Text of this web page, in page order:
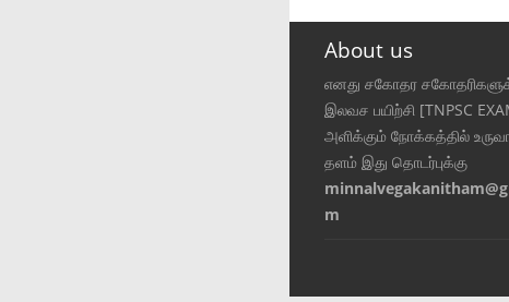
About us
எனது சகோதர
இலவச பயிற்சி [TNPSC
அளிக்கும் நோக்கத்தில்
தளம் இது தொடர்புக்கு
m